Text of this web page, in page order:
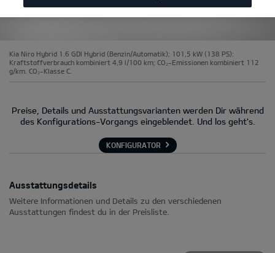
Kia Niro Hybrid 1.6 GDI Hybrid (Benzin/Automatik); 101,5 kW (138 PS):
Kraftstoffverbrauch kombiniert 4,9 l/100 km; CO₂-Emissionen kombiniert 112
g/km. CO₂-Klasse C.
Preise, Details und Ausstattungsvarianten werden Dir während
des Konfigurations-Vorgangs eingeblendet. Und los geht's.
KONFIGURATOR
Ausstattungsdetails
Weitere Informationen und Details zu den verschiedenen
Ausstattungen findest du in der Preisliste.